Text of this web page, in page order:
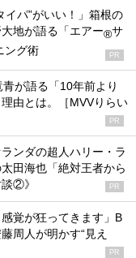
イパ”がいい！」箱根の
地が語る「エアー®サ
ング術 PR
が語る「10年前より
由とは。［MVVりらい
PR
ンダの超人ハリー・ラ
田海也「絶対王者から
②》
PR
覚が狂ってきます」B
周人が明かす“見え
PR